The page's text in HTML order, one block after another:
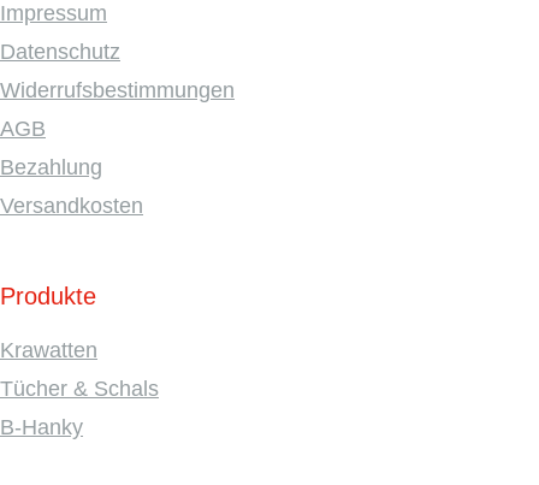
Impressum
Datenschutz
Widerrufsbestimmungen
AGB
Bezahlung
Versandkosten
Produkte
Krawatten
Tücher & Schals
B-Hanky